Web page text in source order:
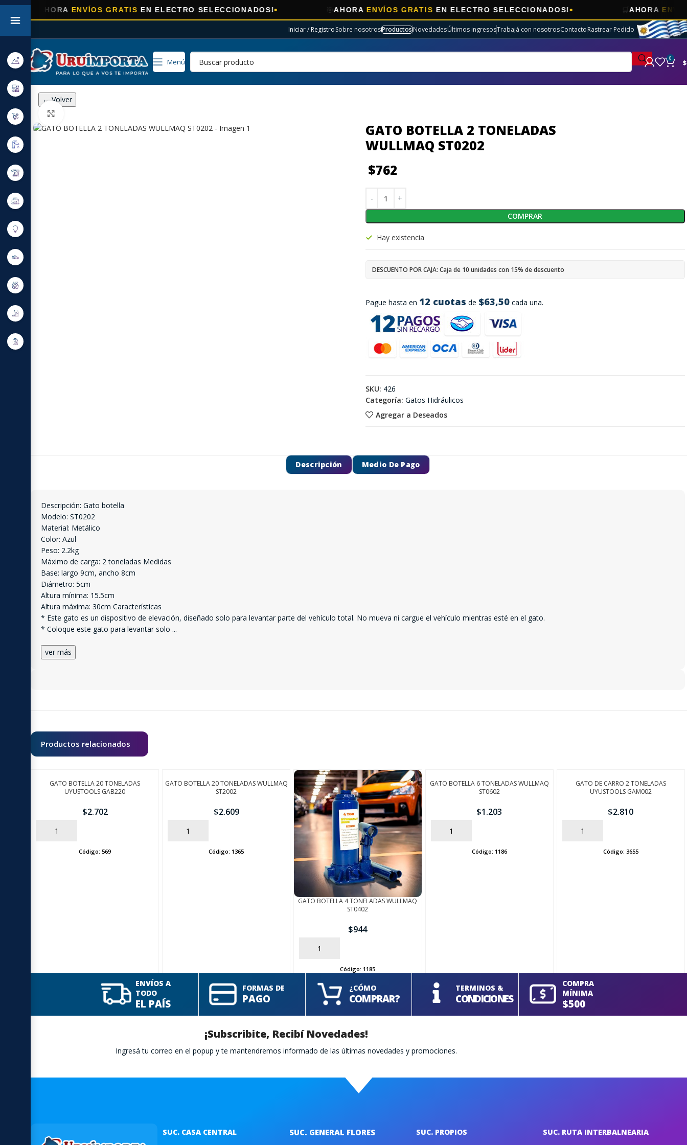
ENVÍOS GRATISEN ELECTRO SELECCIONADOS! AHORAENVÍOS GRATISEN ELECTRO SELECCIONADOS! AHORA ENVÍOS
Iniciar / RegistroSobre nosotrosProductosNovedadesÚltimos ingresosTrabajá con nosotrosContactoRastrear Pedido
Menú 0 $
← Volver
GATO BOTELLA 2 TONELADAS
WULLMAQ ST0202
$762
Pague hasta en 12 cuotas de $63,50cada una.
Hay existencia
DESCUENTO POR CAJA: Caja de 10 unidades con 15% de descuento
COMPRAR
Agregar a Deseados
SKU: 426
Categoría: Gatos Hidráulicos
Descripción Medio De Pago
Descripción: Gato botella
Modelo: ST0202
Material: Metálico
Color: Azul
Peso: 2.2kg
Máximo de carga: 2 toneladas Medidas
Base: largo 9cm, ancho 8cm
Diámetro: 5cm
Altura mínima: 15.5cm
Altura máxima: 30cm Características
* Este gato es un dispositivo de elevación, diseñado solo para levantar parte del vehículo total. No mueva ni cargue el vehículo mientras esté en el gato.
* Coloque este gato para levantar solo ...
ver más
Productos relacionados
GATO BOTELLA 20 TONELADAS
UYUSTOOLS GAB220
$2.702
AÑADIR
Código:569
GATO BOTELLA 20 TONELADAS WULLMAQ
ST2002
$2.609
AÑADIR
Código:1365
GATO BOTELLA 4 TONELADAS WULLMAQ
ST0402
$944
AÑADIR
Código:1185
GATO BOTELLA 6 TONELADAS WULLMAQ
ST0602
$1.203
AÑADIR
Código: 1186
GATO DE CARRO 2 TONELADAS
UYUSTOOLS GAM002
$2.810
AÑADIR
Código: 3655
ENVÍOS A
TODO
EL PAÍS
FORMAS DE
PAGO
¿CÓMO
COMPRAR?
TERMINOS &
CONDICIONES
COMPRA
MÍNIMA
$500
¡Subscribite, Recibí Novedades!
Ingresá tu correo en el popup y te mantendremos informado de las últimas novedades y promociones.
SUC. CASA CENTRAL SUC. GENERAL FLORES SUC. PROPIOS SUC. RUTA INTERBALNEARIA